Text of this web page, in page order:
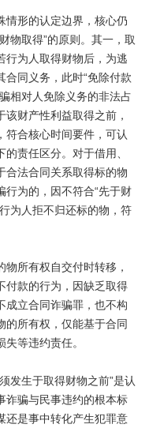
形的认定边界，核心仍
物取得”的原则。其一，取
行为人取得财物后，为逃
同义务，此时“免除付款
相对人免除义务的非法占
财产性利益取得之前，
符合核心时间要件，可认
责任区分。对于借用、
合法合同关系取得标的物
行为的，因不符合“先于财
为人拒不归还标的物，符
所有权自交付时转移，
付款的行为，因缺乏取得
成立合同诈骗罪，也不构
的所有权，仅能基于合同
等违约责任。
生于取得财物之前”是认
诈骗与民事违约的根本标
还是事中转化产生犯罪意